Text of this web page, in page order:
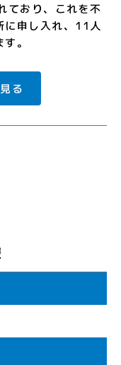
ており、これを不
に申し入れ、11人
。
る